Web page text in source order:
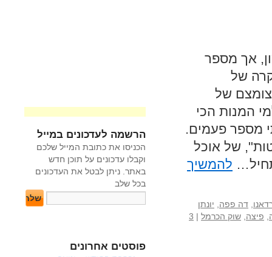
אך מספר
של
של
המנות הכי
מספר פעמים.
של אוכל
להמשיך
דה פפה
יונתן
פיצה שוק הכרמל |
3
הרשמה לעדכונים במייל
הכניסו את כתובת המייל שלכם
וקבלו עדכונים על תוכן חדש
באתר. ניתן לבטל את העדכונים
בכל שלב
פוסטים אחרונים